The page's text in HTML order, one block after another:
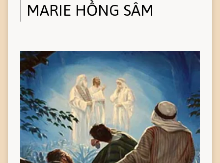
MARIE HỒNG SÂM